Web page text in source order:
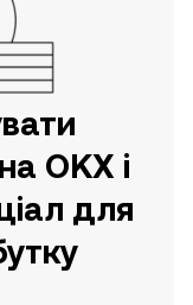
OKX і
для